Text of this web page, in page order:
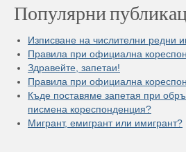
Популярни
Изписване на числителни редни
Правила при официална
Здравейте, запетаи!
Правила при официална
Къде поставяме запетая при
писмена кореспонденция?
Мигрант, емигрант или имигрант?